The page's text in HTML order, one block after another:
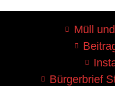
Müll
Bürgerbrief